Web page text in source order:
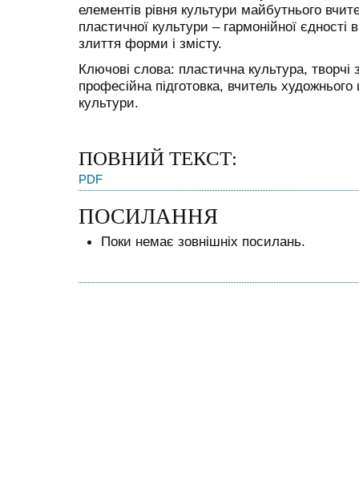
елементів рівня культури майбутнього
пластичної культури – гармонійної єдності
злиття форми і змісту.
Ключові слова: пластична культура, творчі
професійна підготовка, вчитель
культури.
ПОВНИЙ ТЕКСТ:
PDF
ПОСИЛАННЯ
Поки немає зовнішніх посилань.